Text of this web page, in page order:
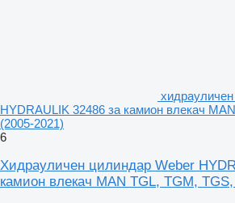
HYDRAULIK 32486 за камион влекач
(2005-2021)
6
Хидрауличен цилиндар Weber
камион влекач MAN TGL, TGM,